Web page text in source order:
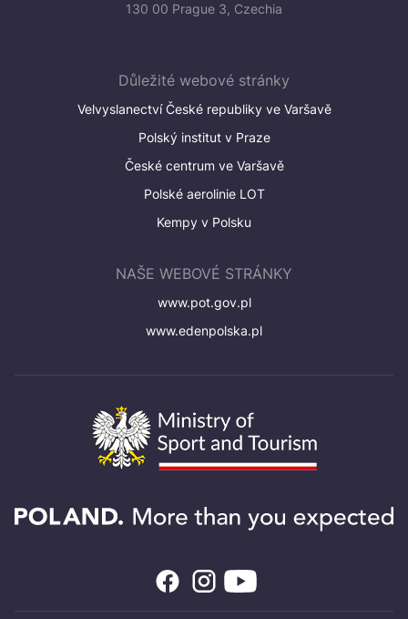
130 00 Prague 3, Czechia
Důležité webové stránky
Velvyslanectví České republiky ve Varšavě
Polský institut v Praze
České centrum ve Varšavě
Polské aerolinie LOT
Kempy v Polsku
NAŠE WEBOVÉ STRÁNKY
www.pot.gov.pl
www.edenpolska.pl